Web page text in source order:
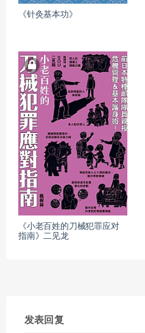
《针灸基本功》
《小老百姓的刀械犯罪应对
指南》二见龙
发表回复